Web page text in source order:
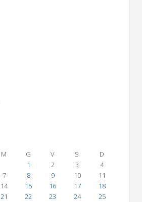
M G V S
D
1
2 3
4
7 8 9 10
11
14 15 16 17
18
21 22 23 24
25